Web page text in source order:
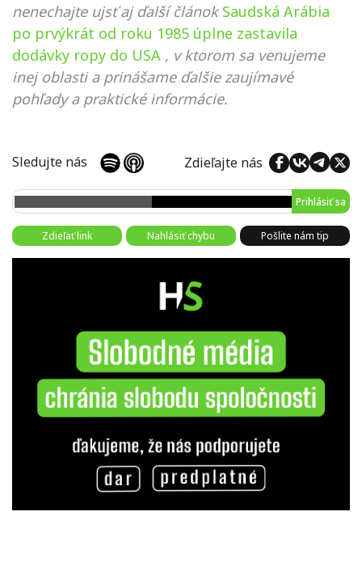
nenechajte ujsť aj ďalší článok Saudská Arábia
po prvýkrát od roku 1985 úplne zastavila
dodávky ropy do USA , v ktorom sa venujeme
inej oblasti a prinášame ďalšie zaujímavé
pohľady a praktické informácie.
Sledujte nás Zdieľajte nás
Prihlásiť sa
Zdieľať link Nahlásiť chybu Pošlite nám tip